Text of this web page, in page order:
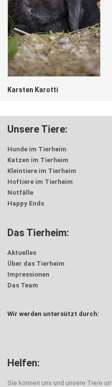
Karsten Karotti
Unsere Tiere:
Hunde im Tierheim
Katzen im Tierheim
Kleintiere im Tierheim
Hoftiere im Tierheim
Notfälle
Happy Ends
Das Tierheim:
Aktuelles
Über das Tierheim
Impressionen
Das Team
Wir werden untersützt durch:
Helfen:
Sie können uns und unsere Tiere